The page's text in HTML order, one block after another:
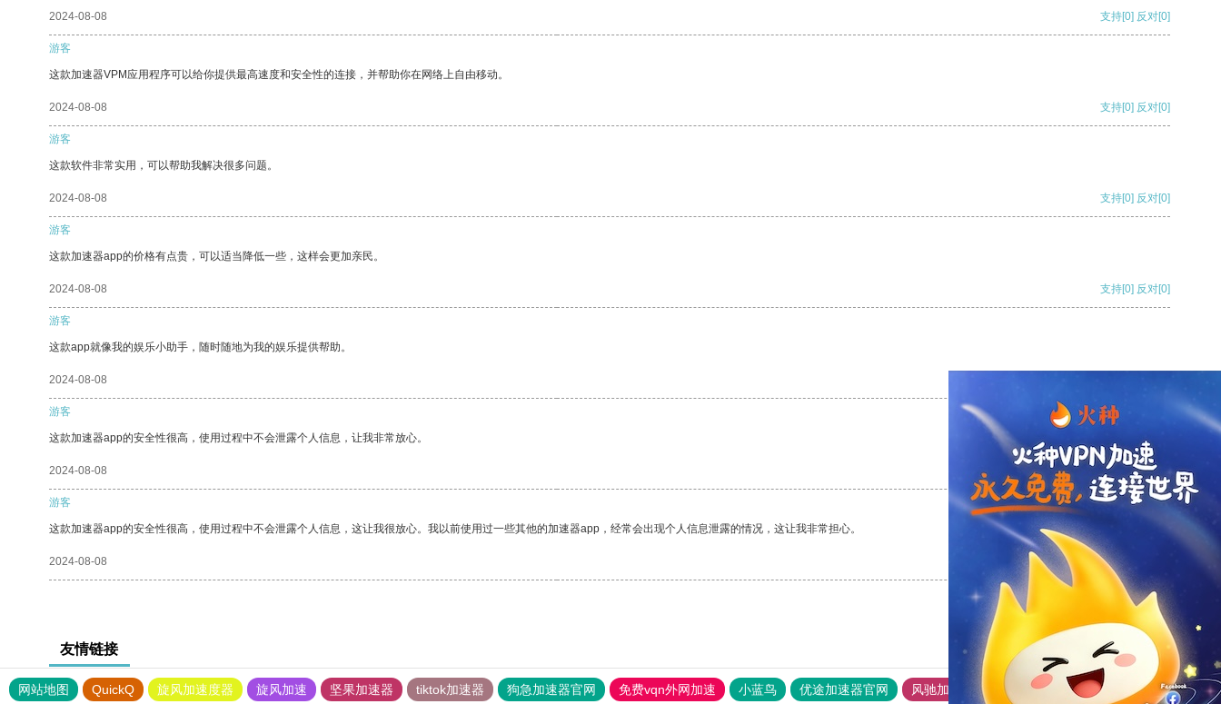
2024-08-08 支持[0] 反对[0]
游客
这款加速器VPM应用程序可以给你提供最高速度和安全性的连接，并帮助你在网络上自由移动。
2024-08-08 支持[0] 反对[0]
游客
这款软件非常实用，可以帮助我解决很多问题。
2024-08-08 支持[0] 反对[0]
游客
这款加速器app的价格有点贵，可以适当降低一些，这样会更加亲民。
2024-08-08 支持[0] 反对[0]
游客
这款app就像我的娱乐小助手，随时随地为我的娱乐提供帮助。
2024-08-08
游客
这款加速器app的安全性很高，使用过程中不会泄露个人信息，让我非常放心。
2024-08-08 支持 [0] 反对 [0]
游客
这款加速器app的安全性很高，使用过程中不会泄露个人信息，这让我很放心。我以前使用过一些其他的加速器app，经常会出现个人信息泄露的情况，这让我非常担心。
2024-08-08 支持
友情链接
网站地图 QuickQ 旋风加速度器 旋风加速 坚果加速器 tiktok加速器 狗急加速器官网 免费vqn外网加速 小蓝鸟 优途加速器官网 风驰加速器 旋风加速器